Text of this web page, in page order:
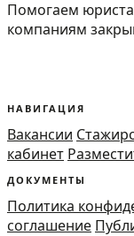
Помогаем
компаниям
НАВИГАЦИЯ
Вакансии
кабинет
ДОКУМЕНТЫ
Политика
соглашение